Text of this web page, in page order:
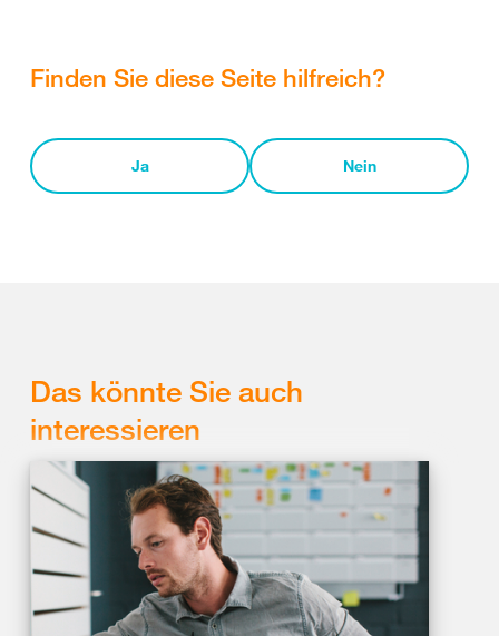
Finden Sie diese Seite hilfreich?
Ja Nein
Das könnte Sie auch
interessieren